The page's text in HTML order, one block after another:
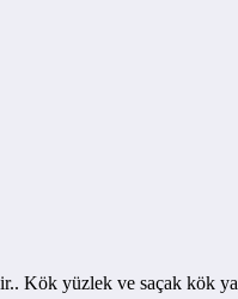
Kök yüzlek ve saçak kök